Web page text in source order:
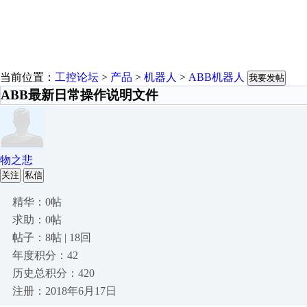
当前位置： 工控论坛 > 产品 > 机器人 > ABB机器人 我要发帖
ABB最新日常操作说明文件
物之悲
关注 私信
精华：0帖
求助：0帖
帖子：8帖 | 18回
年度积分：42
历史总积分：420
注册：2018年6月17日